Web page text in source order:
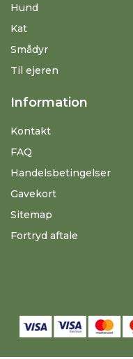
Hund
Kat
Smådyr
Til ejeren
Information
Kontakt
FAQ
Handelsbetingelser
Gavekort
Sitemap
Fortryd aftale